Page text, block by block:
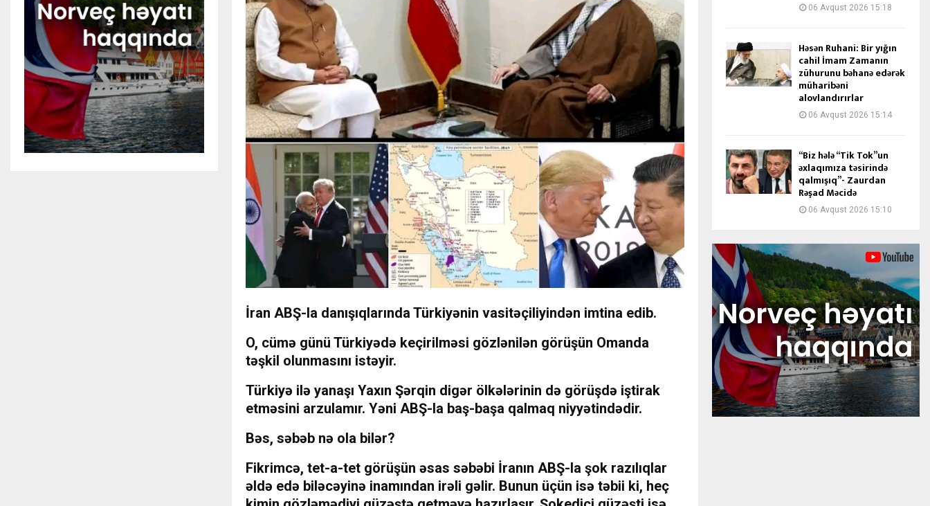
İran ABŞ-la danışıqlarında Türkiyənin vasitəçiliyindən imtina edib.
O, cümə günü Türkiyədə keçirilməsi gözlənilən görüşün Omanda
təşkil olunmasını istəyir.
Türkiyə ilə yanaşı Yaxın Şərqin digər ölkələrinin də görüşdə iştirak
etməsini arzulamır. Yəni ABŞ-la baş-başa qalmaq niyyətindədir.
Bəs, səbəb nə ola bilər?
Fikrimcə, tet-a-tet görüşün əsas səbəbi İranın ABŞ-la şok razılıqlar
əldə edə biləcəyinə inamından irəli gəlir. Bunun üçün isə təbii ki, heç
06 Avqust 2026 15:18
Həsən Ruhani: Bir yığın
cahil İmam Zamanın
zühurunu bəhanə edərək
müharibəni
alovlandırırlar
06 Avqust 2026 15:14
“Biz hələ “Tik Tok”un
əxlaqımıza təsirində
qalmışıq”- Zaurdan
Rəşad Məcidə
06 Avqust 2026 15:10